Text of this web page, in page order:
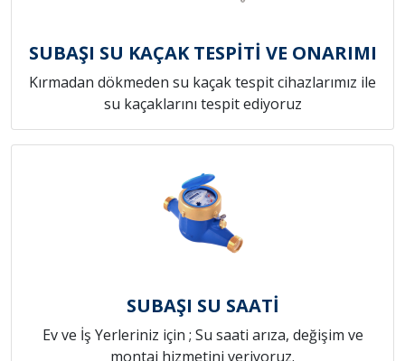
SUBAŞI SU KAÇAK TESPİTİ VE ONARIMI
Kırmadan dökmeden su kaçak tespit cihazlarımız ile
su kaçaklarını tespit ediyoruz
SUBAŞI SU SAATİ
Ev ve İş Yerleriniz için ; Su saati arıza, değişim ve
montaj hizmetini veriyoruz.